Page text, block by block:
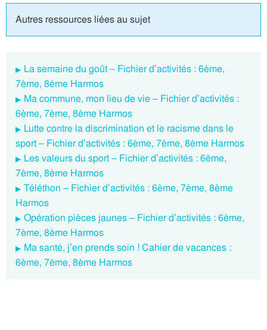
Autres ressources liées au sujet
La semaine du goût – Fichier d’activités : 6ème,
7ème, 8ème Harmos
Ma commune, mon lieu de vie – Fichier d’activités :
6ème, 7ème, 8ème Harmos
Lutte contre la discrimination et le racisme dans le
sport – Fichier d’activités : 6ème, 7ème, 8ème Harmos
Les valeurs du sport – Fichier d’activités : 6ème,
7ème, 8ème Harmos
Téléthon – Fichier d’activités : 6ème, 7ème, 8ème
Harmos
Opération pièces jaunes – Fichier d’activités : 6ème,
7ème, 8ème Harmos
Ma santé, j’en prends soin ! Cahier de vacances :
6ème, 7ème, 8ème Harmos